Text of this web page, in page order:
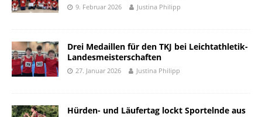
9. Februar 2026 Justina Philipp
Drei Medaillen für den TKJ bei Leichtathletik-
Landesmeisterschaften
27. Januar 2026 Justina Philipp
Hürden- und Läufertag lockt Sportelnde aus